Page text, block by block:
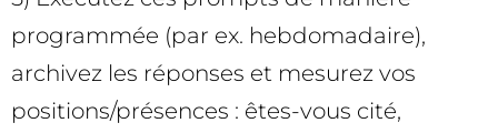
programmée (par ex. hebdomadaire),
archivez les réponses et mesurez vos
positions/présences : êtes-vous cité,